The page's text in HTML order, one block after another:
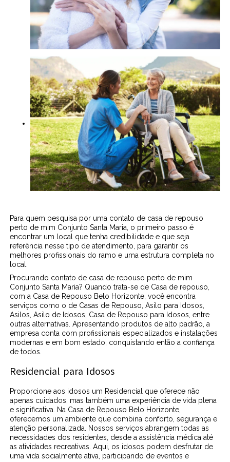
Para quem pesquisa por uma contato de casa de repouso
perto de mim Conjunto Santa Maria, o primeiro passo é
encontrar um local que tenha credibilidade e que seja
referência nesse tipo de atendimento, para garantir os
melhores profissionais do ramo e uma estrutura completa no
local.
Procurando contato de casa de repouso perto de mim
Conjunto Santa Maria? Quando trata-se de Casa de repouso,
com a Casa de Repouso Belo Horizonte, você encontra
serviços como o de Casas de Repouso, Asilo para Idosos,
Asilos, Asilo de Idosos, Casa de Repouso para Idosos, entre
outras alternativas. Apresentando produtos de alto padrão, a
empresa conta com profissionais especializados e instalações
modernas e em bom estado, conquistando então a confiança
de todos.
Residencial para Idosos
Proporcione aos idosos um Residencial que oferece não
apenas cuidados, mas também uma experiência de vida plena
e significativa. Na Casa de Repouso Belo Horizonte,
oferecemos um ambiente que combina conforto, segurança e
atenção personalizada. Nossos serviços abrangem todas as
necessidades dos residentes, desde a assistência médica até
as atividades recreativas. Aqui, os idosos podem desfrutar de
uma vida socialmente ativa, participando de eventos e